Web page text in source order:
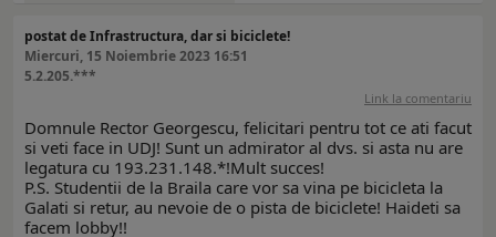
postat de Infrastructura, dar si biciclete!
Miercuri, 15 Noiembrie 2023 16:51
5.2.205.***
Link la comentariu
Domnule Rector Georgescu, felicitari pentru tot ce ati facut
si veti face in UDJ! Sunt un admirator al dvs. si asta nu are
legatura cu 193.231.148.*!Mult succes!
P.S. Studentii de la Braila care vor sa vina pe bicicleta la
Galati si retur, au nevoie de o pista de biciclete! Haideti sa
facem lobby!!